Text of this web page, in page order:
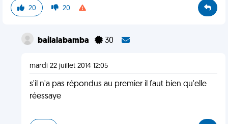
20 20
bailalabamba 30
mardi 22 juillet 2014 12:05
s'il n'a pas répondus au premier il faut bien qu'elle
réessaye